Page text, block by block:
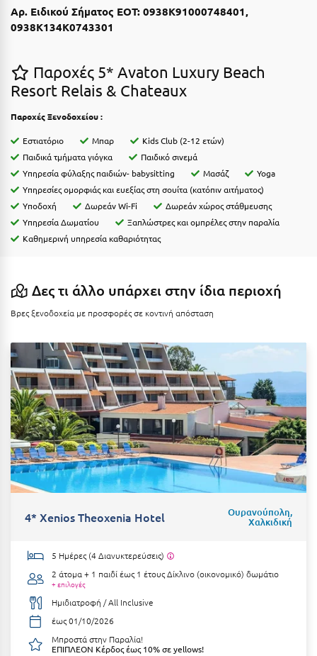
Η
Ηράκλειο
Θ
Θεσσαλονίκη
Ι
Ιεράπετρα
Κ
Καβάλα
Καλάβρυτα
Καλαμάτα
Κάλαμος
Καμένα Βούρλα
Καρδάμαινα
Καρδαμύλη
Καρδίτσα
Αρ. Ειδικού Σήματος ΕΟΤ: 0938Κ91000748401,
0938Κ134Κ0743301
Παροχές 5* Avaton Luxury Beach
Resort Relais & Chateaux
Παροχές Ξενοδοχείου :
Εστιατόριο Μπαρ
Kids Club (2-12 ετών)
Παιδικά τμήματα γιόγκα
Παιδικό σινεμά
Υπηρεσία φύλαξης παιδιών- babysitting
Μασάζ
Yoga
Υπηρεσίες ομορφιάς και ευεξίας στη σουίτα (κατόπιν αιτήματος)
Υποδοχή
Δωρεάν Wi-Fi
Δωρεάν χώρος στάθμευσης
Υπηρεσία Δωματίου
Ξαπλώστρες και ομπρέλες στην παραλία
Καθημερινή υπηρεσία καθαριότητας
Δες τι άλλο υπάρχει στην ίδια περιοχή
Βρες ξενοδοχεία με προσφορές σε κοντινή απόσταση
4* Xenios Theoxenia Hotel Ουρανούπολη,
Χαλκιδική
5 Ημέρες (4 Διανυκτερεύσεις)
2 άτομα + 1 παιδί έως 1 έτουςΔίκλινο (οικονομικό) δωμάτιο
+ επιλογές
Ημιδιατροφή / All Inclusive
έως 01/10/2026
Μπροστά στην Παραλία!
ΕΠΙΠΛΕΟΝ Κέρδος έως 10% σε yellows!